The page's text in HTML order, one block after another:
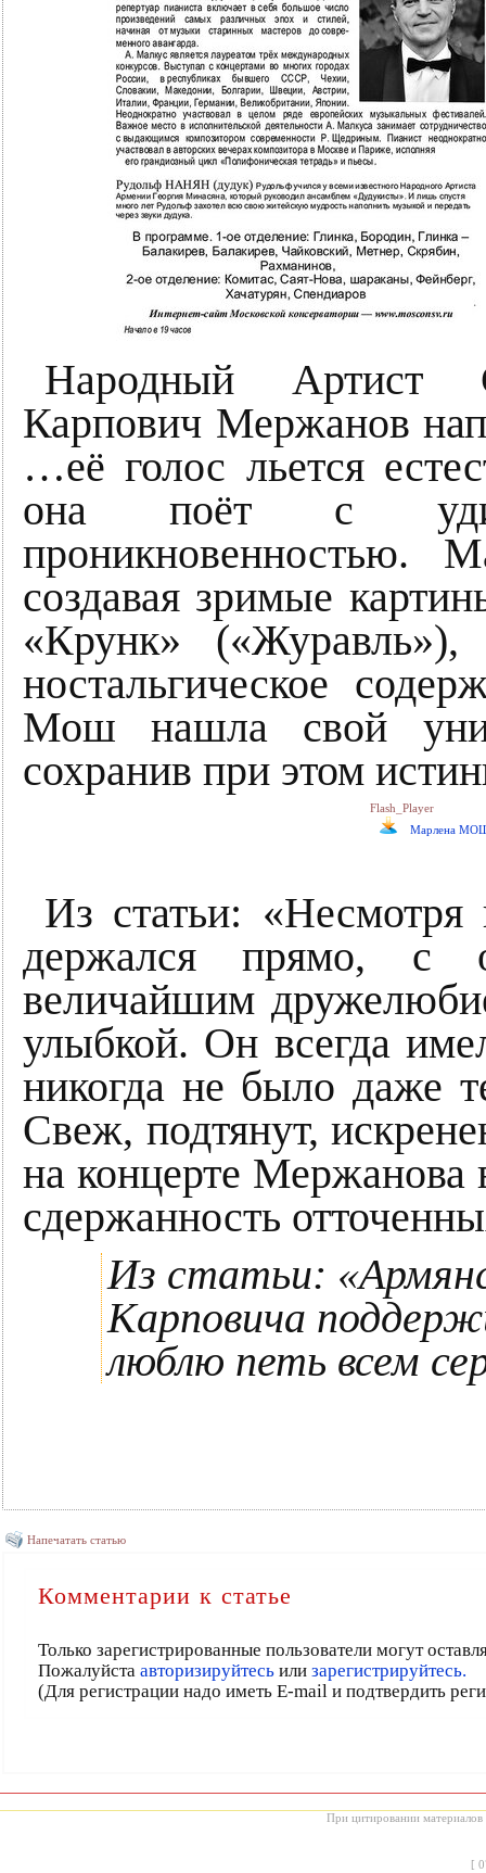
Народный Артист
Карпович Мержанов
…её голос льется
она поёт с
проникновенностью.
создавая зримые
«Крунк»
ностальгическое
Мош нашла свой
сохранив при этом
Flash_Player
Марлена
Из статьи: «Несмотря
держался прямо, с
величайшим
улыбкой. Он всегда
никогда не было даже
Свеж, подтянут,
на концерте Мержанова
сдержанность
Из статьи:
Карповича
люблю петь всем
Напечатать статью
Комментарии к статье
Только зарегистрированные пользователи могут
Пожалуйста авторизируйтесьили зарегистрируйтесь.
(Для регистрации надо иметь E-mail и подтвердить
При цитировании материалов
[